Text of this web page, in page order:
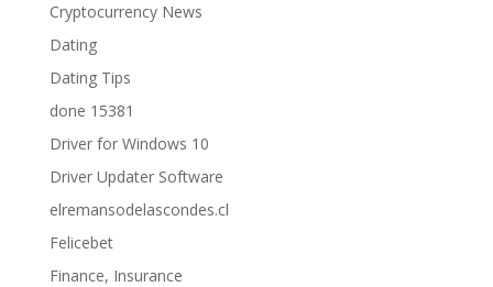
Cryptocurrency News
Dating
Dating Tips
done 15381
Driver for Windows 10
Driver Updater Software
elremansodelascondes.cl
Felicebet
Finance, Insurance